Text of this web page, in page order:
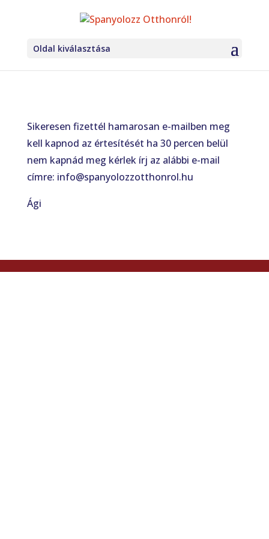
Oldal kiválasztása
Sikeresen fizettél hamarosan e-mailben meg
kell kapnod az értesítését ha 30 percen belül
nem kapnád meg kérlek írj az alábbi e-mail
címre: info@spanyolozzotthonrol.hu
Ági